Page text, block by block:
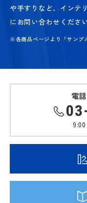
や手すりなど、 インテ
にお問い合わせください
※各商品ページより「サンプ
電